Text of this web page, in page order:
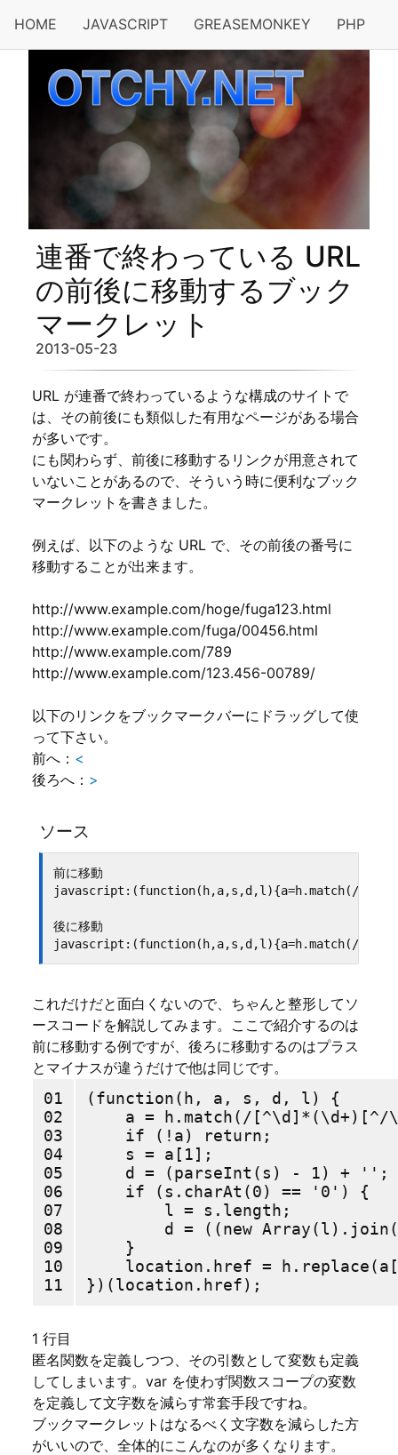
HOME JAVASCRIPT GREASEMONKEY PHP
連番で終わっている URL
の前後に移動するブック
マークレット
2013-05-23
URL が連番で終わっているような構成のサイトで
は、その前後にも類似した有用なページがある場合
が多いです。
にも関わらず、前後に移動するリンクが用意されて
いないことがあるので、そういう時に便利なブック
マークレットを書きました。
例えば、以下のような URL で、その前後の番号に
移動することが出来ます。
http://www.example.com/hoge/fuga123.html
http://www.example.com/fuga/00456.html
http://www.example.com/789
http://www.example.com/123.456-00789/
以下のリンクをブックマークバーにドラッグして使
って下さい。
前へ： <
後ろへ： >
ソース
前に移動
javascript:(function(h,a,s,d,l){a=h.match(/
後に移動
これだけだと面白くないので、ちゃんと整形してソ
ースコードを解説してみます。ここで紹介するのは
前に移動する例ですが、後ろに移動するのはプラス
とマイナスが違うだけで他は同じです。
01
02
03
04
05
06
07
08
09
10
11
(function(h, a, s, d, l) {
a = h.match(/[^\d]*(\d+)[^/
    if (!a) return;
    s = a[1];
    d = (parseInt(s) - 1) + '';
    if (s.charAt(0) == '0') {
        l = s.length;
d = ((new
    }
location.href =
1 行目
匿名関数を定義しつつ、その引数として変数も定義
してしまいます。var を使わず関数スコープの変数
を定義して文字数を減らす常套手段ですね。
ブックマークレットはなるべく文字数を減らした方
がいいので、全体的にこんなのが多くなります。